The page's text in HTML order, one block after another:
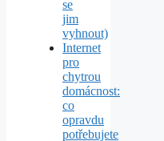
se
jim
vyhnout)
Internet
pro
chytrou
domácnost:
co
opravdu
potřebujete